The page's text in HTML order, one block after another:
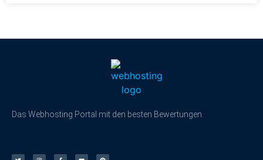
Das Webhosting Portal mit den besten Bewertungen.